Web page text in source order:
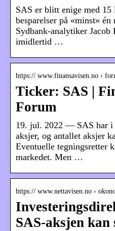
SAS er blitt enige med 15
besparelser på «minst»
Sydbank-analytiker Jacob
imidlertid …
https:// www.finansavisen.no ›
Ticker: SAS |
Forum
19. jul. 2022 — SAS har i
aksjer, og antallet aksjer
Eventuelle tegningsretter
markedet. Men …
https:// www.nettavisen.no ›
SAS-aksjen kan